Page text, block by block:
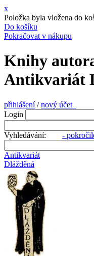
x
Položka byla vložena do
Do košíku
Pokračovat v nákupu
Knihy
Antikvariát
přihlášení/nový účet
Login
Vyhledávání: -
Antikvariát
Dlážděná